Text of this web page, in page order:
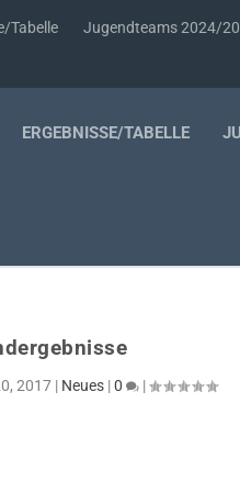
Tabelle Jugendteams 2024/
ERGEBNISSE/TABELLE
2017 | Neues |0 |